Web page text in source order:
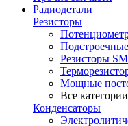
Радиодетали
Резисторы
Резисторы
Мощные
Все
Конденсаторы